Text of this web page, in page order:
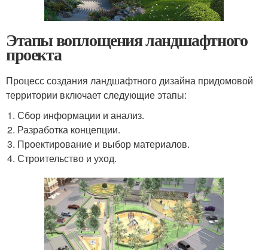
Этапы воплощения ландшафтного
проекта
Процесс создания ландшафтного дизайна придомовой
территории включает следующие этапы:
Сбор информации и анализ.
Разработка концепции.
Проектирование и выбор материалов.
Строительство и уход.